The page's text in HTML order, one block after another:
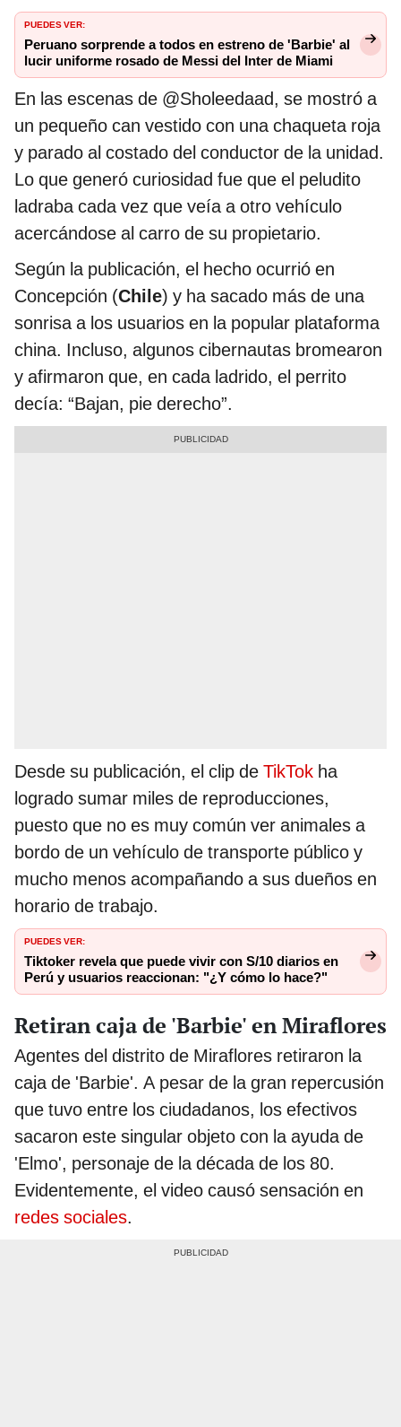
PUEDES VER:
Peruano sorprende a todos en estreno de 'Barbie' al
lucir uniforme rosado de Messi del Inter de Miami
En las escenas de @Sholeedaad, se mostró a
un pequeño can vestido con una chaqueta roja
y parado al costado del conductor de la unidad.
Lo que generó curiosidad fue que el peludito
ladraba cada vez que veía a otro vehículo
acercándose al carro de su propietario.
Según la publicación, el hecho ocurrió en
Concepción (Chile) y ha sacado más de una
sonrisa a los usuarios en la popular plataforma
china. Incluso, algunos cibernautas bromearon
y afirmaron que, en cada ladrido, el perrito
decía: “Bajan, pie derecho”.
Desde su publicación, el clip de TikTok ha
logrado sumar miles de reproducciones,
puesto que no es muy común ver animales a
bordo de un vehículo de transporte público y
mucho menos acompañando a sus dueños en
horario de trabajo.
PUEDES VER:
Tiktoker revela que puede vivir con S/10 diarios en
Perú y usuarios reaccionan: "¿Y cómo lo hace?"
Retiran caja de 'Barbie' en Miraflores
Agentes del distrito de Miraflores retiraron la
caja de 'Barbie'. A pesar de la gran repercusión
que tuvo entre los ciudadanos, los efectivos
sacaron este singular objeto con la ayuda de
'Elmo', personaje de la década de los 80.
Evidentemente, el video causó sensación en
redes sociales.